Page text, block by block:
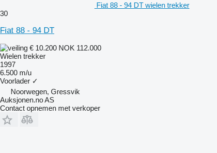
Fiat 88 - 94 DT wielen trekker
30
Fiat 88 - 94 DT
€ 10.200 NOK 112.000
Wielen trekker
1997
6.500 m/u
Voorlader ✓
Noorwegen, Gressvik
Auksjonen.no AS
Contact opnemen met verkoper